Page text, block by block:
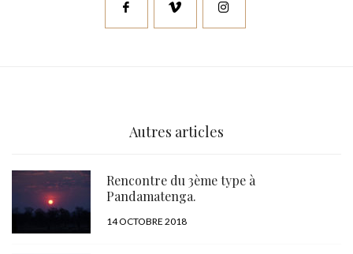
Autres articles
Rencontre du 3ème type à
Pandamatenga.
PUBLIÉ
14 OCTOBRE 2018